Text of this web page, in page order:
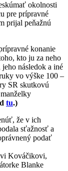
okolnosti
pre prípravné
prijal peňažnú
konanie
kto ju za neho
následok a iné
vo výške 100 –
SR skutkovú
tu.)
že v ich
sťažnosť a
podať
Kováčikovi,
Blanke